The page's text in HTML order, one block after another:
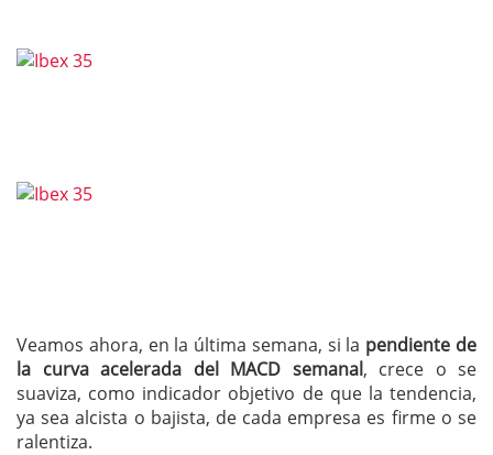
Veamos ahora, en la última semana, si la pendiente de
la curva acelerada del MACD semanal, crece o se
suaviza, como indicador objetivo de que la tendencia,
ya sea alcista o bajista, de cada empresa es firme o se
ralentiza.